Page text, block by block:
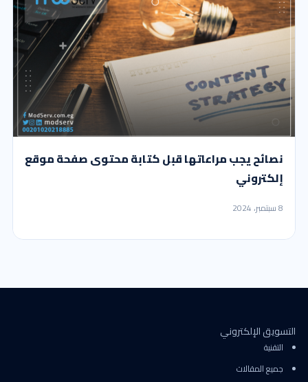
نصائح يجب مراعاتها قبل كتابة محتوى صفحة موقع
إلكتروني
8 سبتمبر، 2024
التسويق الإلكتروني
التقنية
جميع المقالات